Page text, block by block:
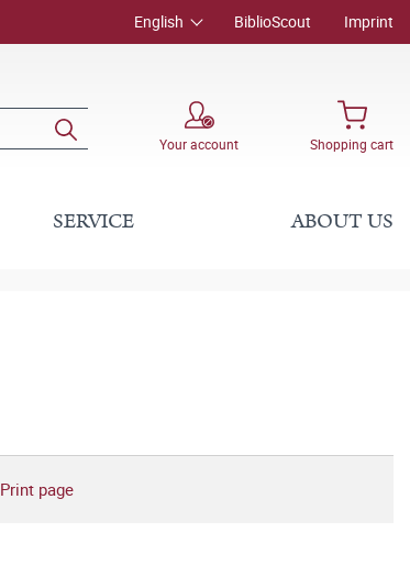
English BiblioScout Imprint
Your account Shopping cart
SERVICE ABOUT US
Print page